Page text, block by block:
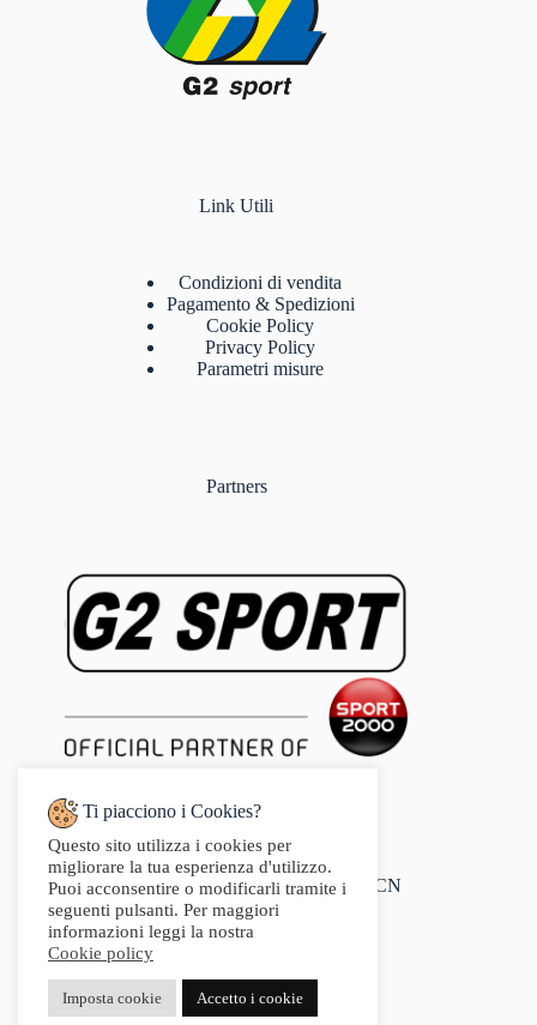
Link Utili
Condizioni di vendita
Pagamento & Spedizioni
Cookie Policy
Privacy Policy
Parametri misure
Partners
Indirizzo:
Via Audisio, 26, 12042 Bra CN
Telefono:
0172 412 414
Fax:
0172412414
Ti piacciono i Cookies?
Questo sito utilizza i cookies per
migliorare la tua esperienza d'utilizzo.
Puoi acconsentire o modificarli tramite i
seguenti pulsanti. Per maggiori
informazioni leggi la nostra
Cookie policy
Imposta cookie Accetto i cookie